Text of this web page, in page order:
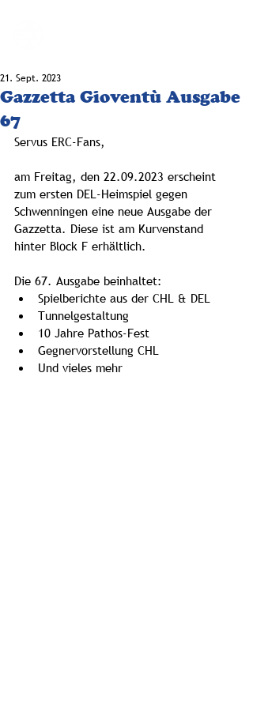
Gazzetta Gioventù Ausgabe
67
21. Sept. 2023
Servus ERC-Fans,
am Freitag, den 22.09.2023 erscheint
zum ersten DEL-Heimspiel gegen
Schwenningen eine neue Ausgabe der
Gazzetta. Diese ist am Kurvenstand
hinter Block F erhältlich.
Die 67. Ausgabe beinhaltet:
Spielberichte aus der CHL & DEL
Tunnelgestaltung
10 Jahre Pathos-Fest
Gegnervorstellung CHL
Und vieles mehr